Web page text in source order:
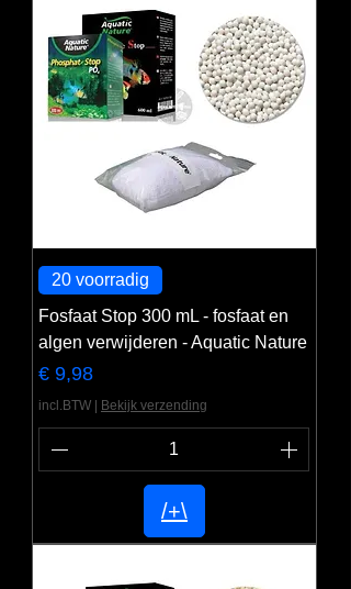
20 voorradig
Fosfaat Stop 300 mL - fosfaat en
algen verwijderen - Aquatic Nature
Prijs
€ 9,98
incl.BTW Bekijk verzending
/+\